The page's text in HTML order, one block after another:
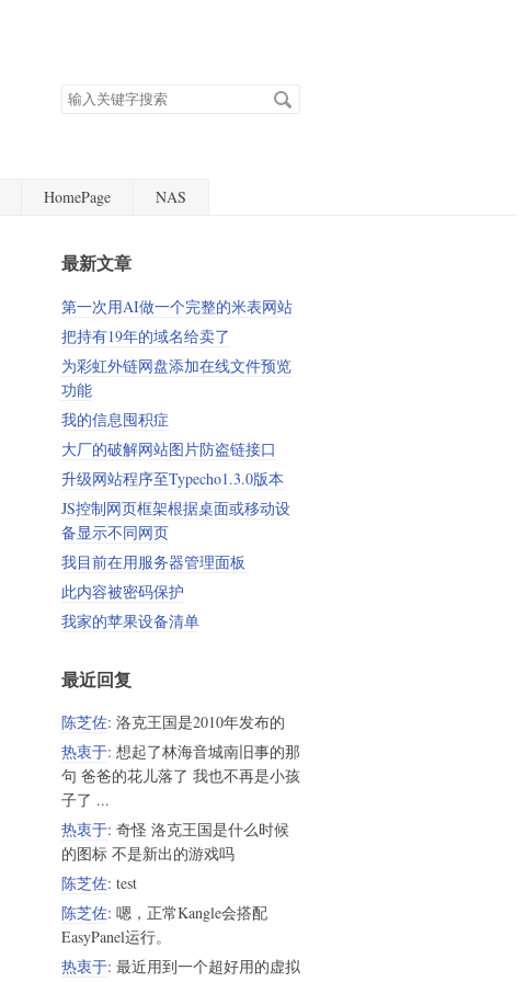
搜
HomePage NAS
最新文章
第一次用AI做一个完整的米表网站
把持有19年的域名给卖了
为彩虹外链网盘添加在线文件预览
功能
我的信息囤积症
大厂的破解网站图片防盗链接口
升级网站程序至Typecho1.3.0版本
JS控制网页框架根据桌面或移动设
备显示不同网页
我目前在用服务器管理面板
此内容被密码保护
我家的苹果设备清单
最近回复
陈芝佐: 洛克王国是2010年发布的
热衷于: 想起了林海音城南旧事的那
句 爸爸的花儿落了 我也不再是小孩
子了 ...
热衷于: 奇怪 洛克王国是什么时候
的图标 不是新出的游戏吗
陈芝佐: test
陈芝佐: 嗯，正常Kangle会搭配
EasyPanel运行。
热衷于: 最近用到一个超好用的虚拟